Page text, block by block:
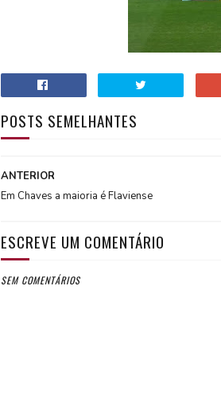
POSTS SEMELHANTES
ANTERIOR
Em Chaves a maioria é Flaviense
ESCREVE UM COMENTÁRIO
SEM COMENTÁRIOS